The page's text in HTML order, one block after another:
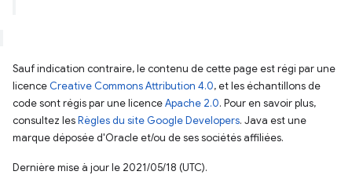
Sauf indication contraire, le contenu de cette page est régi par une
licence Creative Commons Attribution 4.0, et les échantillons de
code sont régis par une licenceApache 2.0. Pour en savoir plus,
consultez lesRègles du site Google Developers. Java est une
marque déposée d'Oracle et/ou de ses sociétés affiliées.
Dernière mise à jour le 2021/05/18 (UTC).